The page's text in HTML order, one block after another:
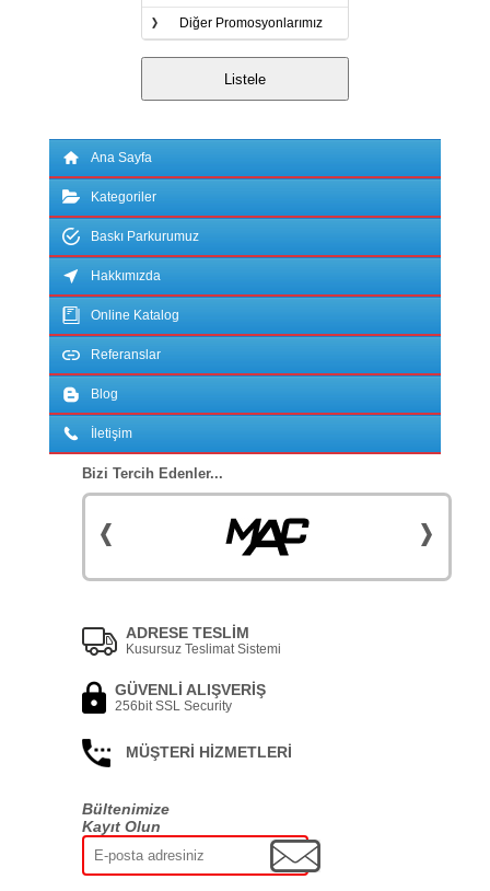
Diğer Promosyonlarımız
Ana Sayfa
Kategoriler
Baskı Parkurumuz
Hakkımızda
Online Katalog
Referanslar
Blog
İletişim
Bizi Tercih Edenler...
ADRESE TESLİM
Kusursuz Teslimat Sistemi
GÜVENLİ ALIŞVERİŞ
256bit SSL Security
MÜŞTERİ HİZMETLERİ
Bültenimize
Kayıt Olun